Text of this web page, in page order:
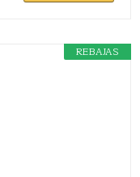
REBAJAS